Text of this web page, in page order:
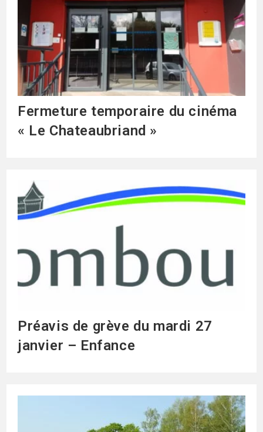
Fermeture temporaire du cinéma
« Le Chateaubriand »
Préavis de grève du mardi 27
janvier – Enfance